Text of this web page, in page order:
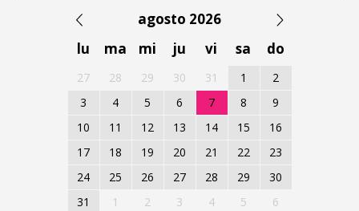
agosto 2026
lu
ma mi ju vi sa do
27 28 29 30 31 1
2
3
4 5 6 7 8
9
10
11 12 13 14 15
16
17
18 19 20 21 22
23
24
25 26 27 28 29
30
31
1 2 3 4 5 6